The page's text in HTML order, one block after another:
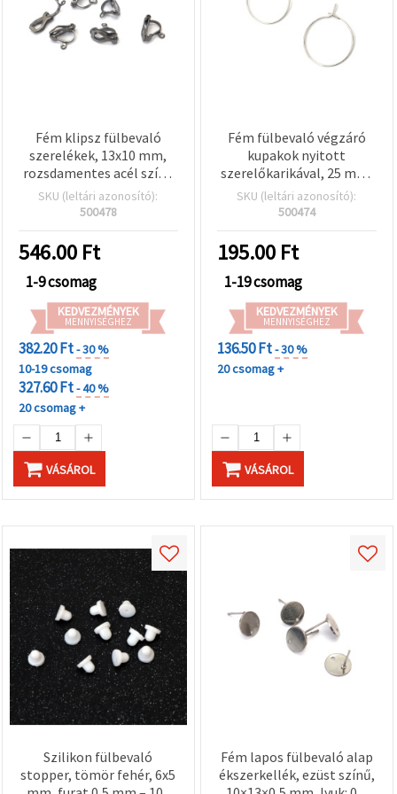
Fém klipsz fülbevaló
szerelékek, 13x10 mm,
rozsdamentes acél színű
– 20 db
SKU (leltári azonosító):
500478
546.00 Ft
1-9 csomag
KEDVEZMÉNYEK
MENNYISÉGHEZ
382.20 Ft- 30 %
10-19 csomag
327.60 Ft- 40 %
20 csomag +
VÁSÁROL
Fém fülbevaló végzáró
kupakok nyitott
szerelőkarikával, 25 mm,
ezüst színű - 10 db
SKU (leltári azonosító):
500474
195.00 Ft
1-19 csomag
KEDVEZMÉNYEK
MENNYISÉGHEZ
136.50 Ft- 30 %
20 csomag +
VÁSÁROL
Szilikon fülbevaló
stopper, tömör fehér, 6x5
Fém lapos fülbevaló alap
ékszerkellék, ezüst színű,